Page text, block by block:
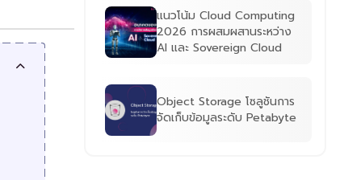
แนวโน้ม Cloud Computing
2026 การผสมผสานระหว่าง
AI และ Sovereign Cloud
Object Storage โซลูชันการ
จัดเก็บข้อมูลระดับ Petabyte